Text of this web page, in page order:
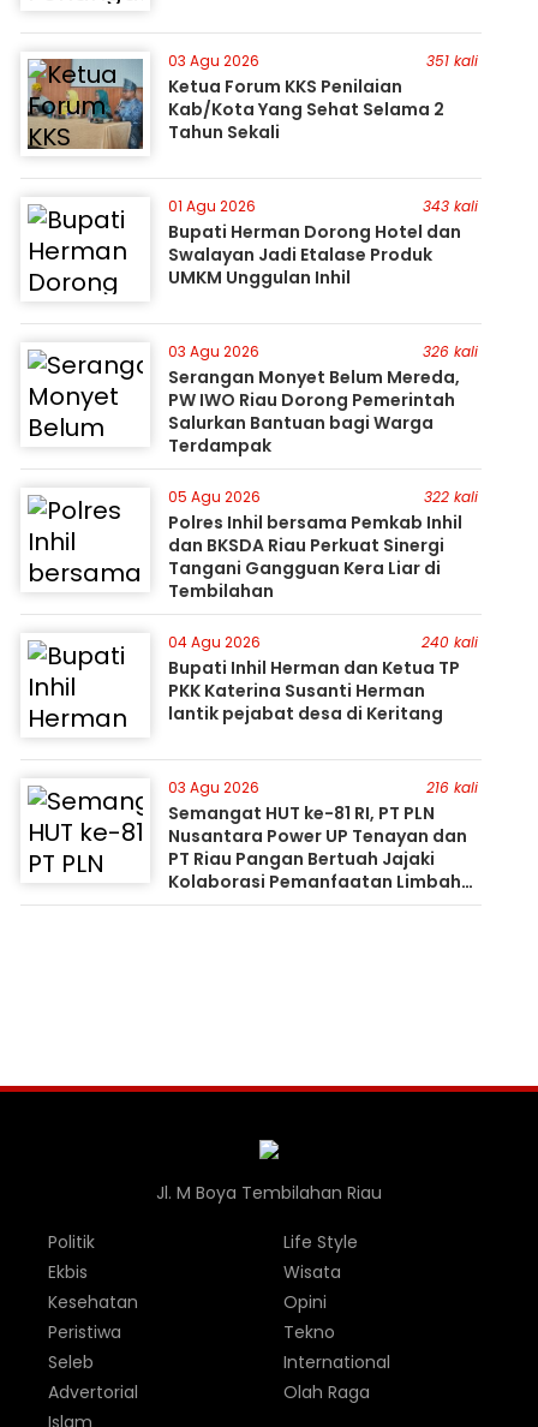
03 Agu 2026 351 kali
Ketua Forum KKS Penilaian
Kab/Kota Yang Sehat Selama 2
Tahun Sekali
01 Agu 2026 343 kali
Bupati Herman Dorong Hotel dan
Swalayan Jadi Etalase Produk
UMKM Unggulan Inhil
03 Agu 2026 326 kali
Serangan Monyet Belum Mereda,
PW IWO Riau Dorong Pemerintah
Salurkan Bantuan bagi Warga
Terdampak
05 Agu 2026 322 kali
Polres Inhil bersama Pemkab Inhil
dan BKSDA Riau Perkuat Sinergi
Tangani Gangguan Kera Liar di
Tembilahan
04 Agu 2026 240 kali
Bupati Inhil Herman dan Ketua TP
PKK Katerina Susanti Herman
lantik pejabat desa di Keritang
03 Agu 2026 216 kali
Semangat HUT ke-81 RI, PT PLN
Nusantara Power UP Tenayan dan
PT Riau Pangan Bertuah Jajaki
Kolaborasi Pemanfaatan Limbah
FABA untuk Dukung Swasembada
Jl. M Boya Tembilahan Riau
Politik
Ekbis
Kesehatan
Peristiwa
Seleb
Advertorial
Life Style
Wisata
Opini
Tekno
International
Olah Raga
Islam